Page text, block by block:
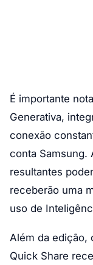
É importante
Generativa,
conexão
conta Samsung.
resultantes
receberão uma
uso de
Além da edição,
Quick Share